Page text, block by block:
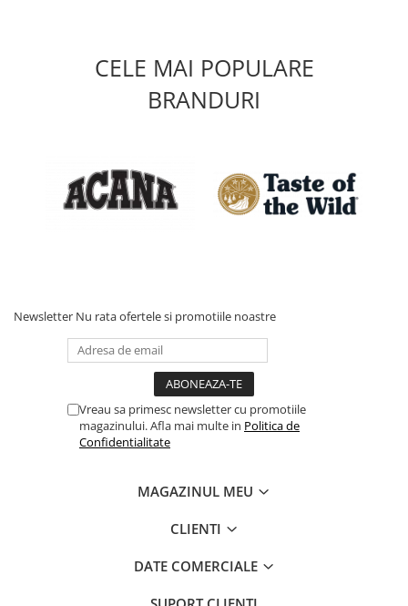
CELE MAI POPULARE
BRANDURI
Newsletter Nu rata ofertele si promotiile noastre
Vreau sa primesc newsletter cu promotiile
magazinului. Afla mai multe in Politica de
Confidentialitate
MAGAZINUL MEU
CLIENTI
DATE COMERCIALE